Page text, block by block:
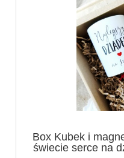
Box Kubek i
świecie serce na